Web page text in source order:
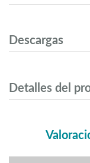
Descargas
Detalles del